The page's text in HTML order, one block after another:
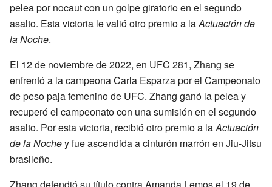
pelea por nocaut con un golpe giratorio en el segundo
asalto. Esta victoria le valió otro premio a laActuación de
la Noche.
El 12 de noviembre de 2022, en UFC 281, Zhang se
enfrentó a la campeona Carla Esparza por el Campeonato
de peso paja femenino de UFC. Zhang ganó la pelea y
recuperó el campeonato con una sumisión en el segundo
asalto. Por esta victoria, recibió otro premio a laActuación
de la Nochey fue ascendida a cinturón marrón en Jiu-Jitsu
brasileño.